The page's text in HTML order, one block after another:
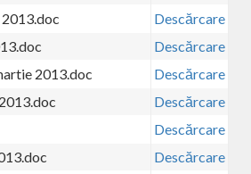
Descărcare
Descărcare
2013.doc
Descărcare
Descărcare
Descărcare
Descărcare